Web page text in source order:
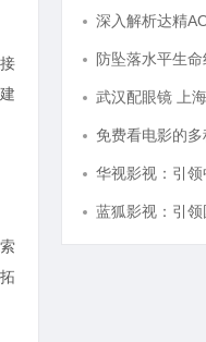
武汉配眼镜 上
免费看电影的